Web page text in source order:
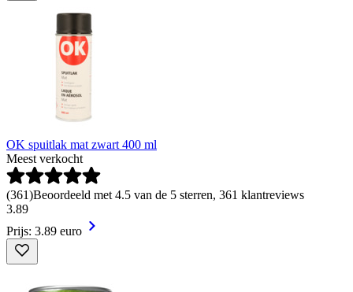
OK spuitlak mat zwart 400 ml
Meest verkocht
(361)Beoordeeld met 4.5 van de 5 sterren, 361 klantreviews
3.89
Prijs: 3.89 euro